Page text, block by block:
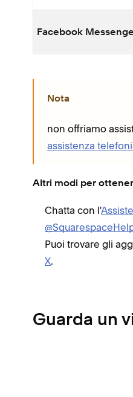
Facebook
Nota
non offriamo
assistenza
Altri modi per
Chatta con l'
Puoi trovare gli
X.
Guarda un